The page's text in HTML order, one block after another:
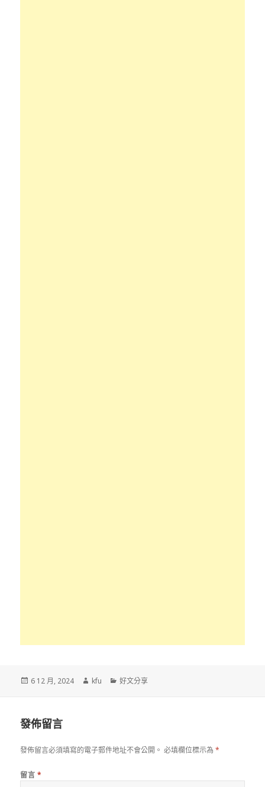
發
6 12 月, 2024
作
kfu
分
好文分享
發佈留言
發佈留言必須填寫的電子郵件地址不會公開。 必填欄位標示為*
留言 *